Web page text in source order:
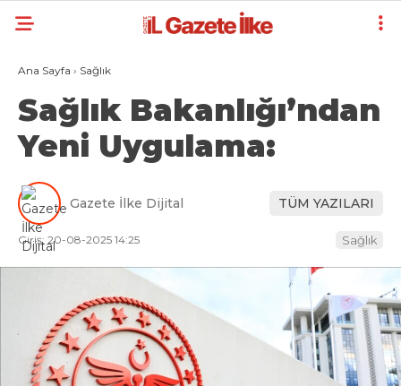
Ana Sayfa › Sağlık
Sağlık Bakanlığı’ndan
Yeni Uygulama:
Gazete İlke Dijital TÜM YAZILARI
Giriş: 20-08-2025 14:25 Sağlık